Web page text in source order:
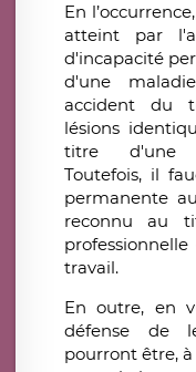
En
atteint par
d'incapacité
d'une
accident du
lésions
titre d'une
Toutefois, il
permanente
reconnu au
travail.
En outre, en
défense de
pourront être,